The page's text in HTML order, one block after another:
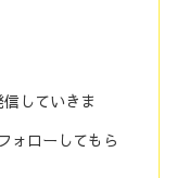
していきま
ローしてもら